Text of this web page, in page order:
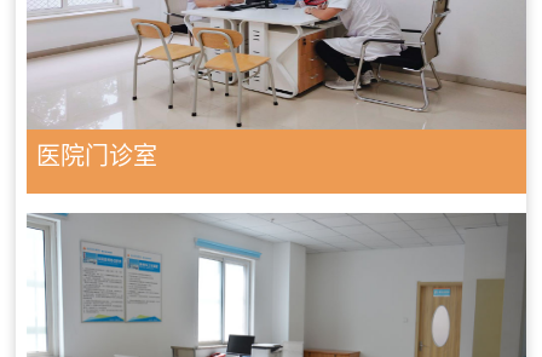
医院门诊室